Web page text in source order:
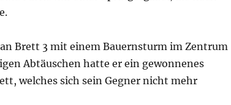
Brett 3 mit einem Bauernsturm im Zentrum
Abtäuschen hatte er ein gewonnenes
welches sich sein Gegner nicht mehr